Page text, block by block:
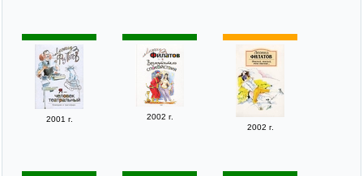
2001 г.
2002 г.
2002 г.